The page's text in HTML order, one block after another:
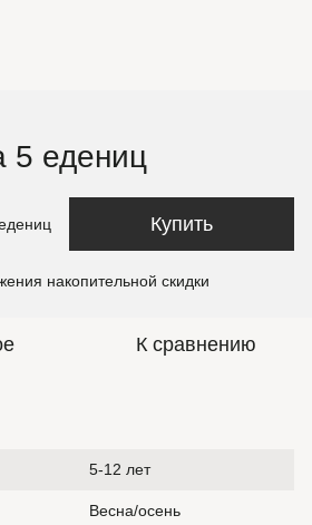
5 едениц
Купить
накопительной скидки
К сравнению
5-12 лет
Весна/осень